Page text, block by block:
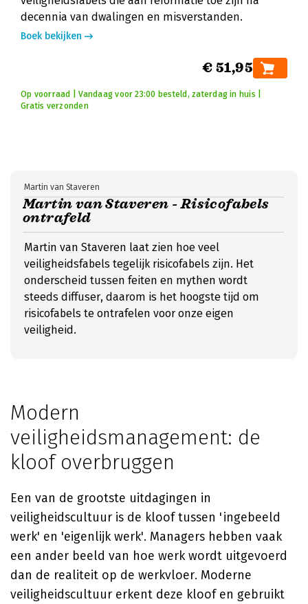
decennia van dwalingen en misverstanden.
Boek bekijken
€ 51,95
Op voorraad | Vandaag voor 23:00 besteld, zaterdag in huis |
Gratis verzonden
Martin van Staveren - Risicofabels
ontrafeld
Martin van Staveren
Martin van Staveren laat zien hoe veel
veiligheidsfabels tegelijk risicofabels zijn. Het
onderscheid tussen feiten en mythen wordt
steeds diffuser, daarom is het hoogste tijd om
risicofabels te ontrafelen voor onze eigen
veiligheid.
Modern
veiligheidsmanagement: de
kloof overbruggen
Een van de grootste uitdagingen in
veiligheidscultuur is de kloof tussen 'ingebeeld
werk' en 'eigenlijk werk'. Managers hebben vaak
een ander beeld van hoe werk wordt uitgevoerd
dan de realiteit op de werkvloer. Moderne
veiligheidscultuur erkent deze kloof en gebruikt